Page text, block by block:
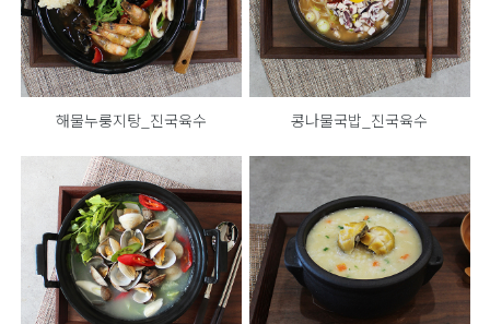
해물누룽지탕_진국육수 콩나물국밥_진국육수